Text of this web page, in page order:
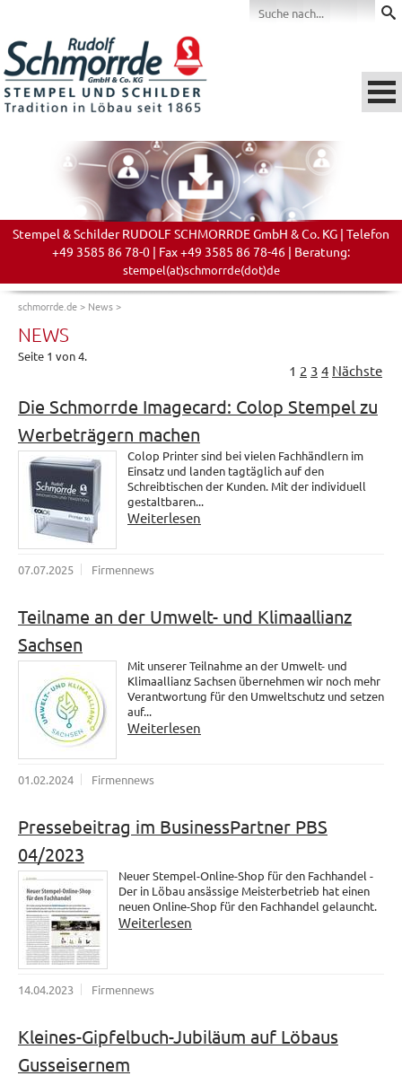
Stempel & Schilder RUDOLF SCHMORRDE GmbH & Co. KG | Telefon
+49 3585 86 78-0 | Fax +49 3585 86 78-46 | Beratung:
stempel(at)schmorrde(dot)de
schmorrde.de> News>
NEWS
Seite 1 von 4.
1 2 3 4 Nächste
Die Schmorrde Imagecard: Colop Stempel zu
Werbeträgern machen
Colop Printer sind bei vielen Fachhändlern im
Einsatz und landen tagtäglich auf den
Schreibtischen der Kunden. Mit der individuell
gestaltbaren...
Weiterlesen
07.07.2025 Firmennews
Teilname an der Umwelt- und Klimaallianz
Sachsen
Mit unserer Teilnahme an der Umwelt- und
Klimaallianz Sachsen übernehmen wir noch mehr
Verantwortung für den Umweltschutz und setzen
auf...
Weiterlesen
01.02.2024 Firmennews
Pressebeitrag im BusinessPartner PBS
04/2023
Neuer Stempel-Online-Shop für den Fachhandel -
Der in Löbau ansässige Meisterbetrieb hat einen
neuen Online-Shop für den Fachhandel gelauncht.
Weiterlesen
14.04.2023 Firmennews
Kleines-Gipfelbuch-Jubiläum auf Löbaus
Gusseisernem